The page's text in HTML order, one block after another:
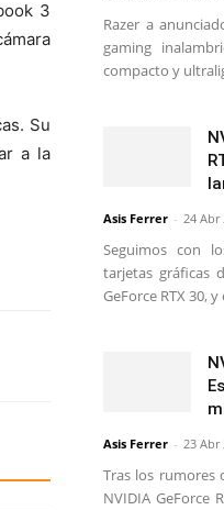
3
Su
a la
Razer a
gaming
compacto y
Asis Ferrer - 24 Abr
Seguimos con
tarjetas gráficas
GeForce RTX 30,
Asis Ferrer - 23 Abr
Tras los rumores
NVIDIA GeForce